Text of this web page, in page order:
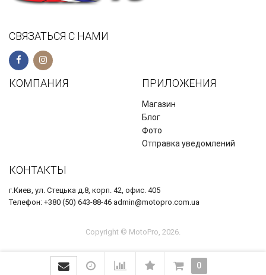
СВЯЗАТЬСЯ С НАМИ
КОМПАНИЯ ПРИЛОЖЕНИЯ
Магазин
Блог
Фото
Отправка уведомлений
КОНТАКТЫ
г.Киев, ул. Стецька д.8, корп. 42, офис. 405
Телефон: +380 (50) 643-88-46 admin@motopro.com.ua
Copyright © MotoPro, 2026.
0